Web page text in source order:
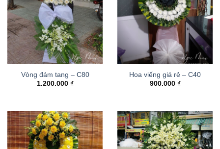
Vòng đám tang – C80
1.200.000 ₫
Hoa viếng giá rẻ – C40
900.000 ₫